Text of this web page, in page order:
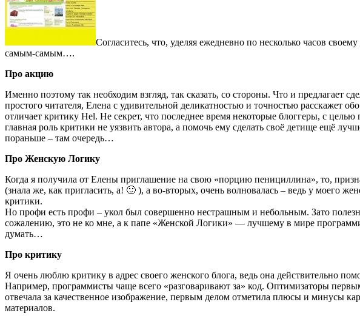
Согласитесь, что, уделяя ежедневно по несколько часов
самым-самым….
Про акцию
Именно поэтому так необходим взгляд, так сказать, со стороны. Что и предлагает
простого читателя, Елена с удивительной деликатностью и точностью расскажет
отличает критику Hel. Не секрет, что последнее время некоторые блоггеры, с
главная роль критики не уязвить автора, а помочь ему сделать своё детище ещё
пораньше – там очередь…
Про Женскую Логику
Когда я получила от Елены приглашение на свою «порцию пенициллина», то,
(знала же, как пригласить, а! 🙂 ), а во-вторых, очень волновалась – ведь у моего
критики.
Но профи есть профи – укол был совершенно нестрашным и небольным. Зато
сожалению, это не ко мне, а к папе «Женской Логики» — лучшему в мире
думать…
Про критику
Я очень люблю критику в адрес своего женского блога, ведь она действительно
Например, программисты чаще всего «разговаривают за» код. Оптимизаторы
отвечала за качественное изображение, первым делом отметила плюсы и минусы
материалов.